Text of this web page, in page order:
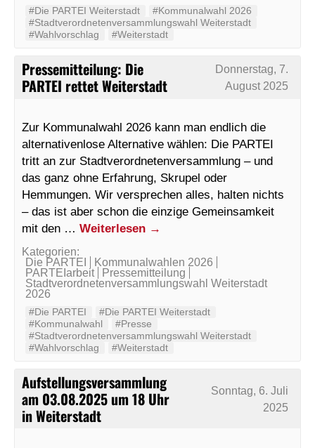
#Die PARTEI Weiterstadt
#Kommunalwahl 2026
#Stadtverordnetenversammlungswahl Weiterstadt
#Wahlvorschlag
#Weiterstadt
Pressemitteilung: Die
PARTEI rettet Weiterstadt
Donnerstag, 7.
August 2025
Zur Kommunalwahl 2026 kann man endlich die
alternativenlose Alternative wählen: Die PARTEI
tritt an zur Stadtverordnetenversammlung – und
das ganz ohne Erfahrung, Skrupel oder
Hemmungen. Wir versprechen alles, halten nichts
– das ist aber schon die einzige Gemeinsamkeit
mit den … Weiterlesen →
Kategorien:
Die PARTEI
Kommunalwahlen 2026
PARTEIarbeit
Pressemitteilung
Stadtverordnetenversammlungswahl Weiterstadt
2026
#Die PARTEI
#Die PARTEI Weiterstadt
#Kommunalwahl
#Presse
#Stadtverordnetenversammlungswahl Weiterstadt
#Wahlvorschlag
#Weiterstadt
Aufstellungsversammlung
am 03.08.2025 um 18 Uhr
in Weiterstadt
Sonntag, 6. Juli
2025